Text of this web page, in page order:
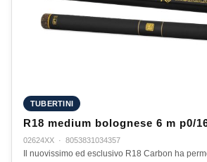
TUBERTINI
R18 medium bolognese 6 m p0/
02624XX · 8053831034357
Il nuovissimo ed esclusivo R18 Carbon ha